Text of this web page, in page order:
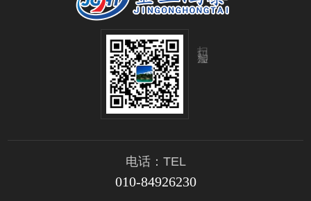
扫码加微信
电话：TEL
010-84926230